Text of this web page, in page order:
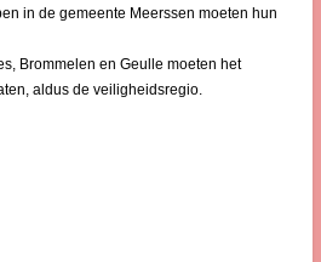
in de gemeente Meerssen moeten hun
Brommelen en Geulle moeten het
aldus de veiligheidsregio.